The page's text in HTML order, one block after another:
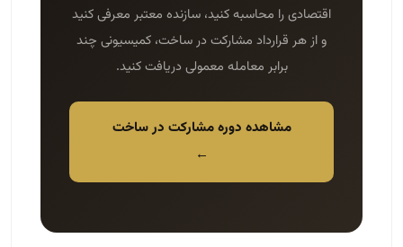
اقتصادی را محاسبه کنید، سازنده معتبر معرفی کنید
و از هر قرارداد مشارکت در ساخت، کمیسیونی چند
برابر معامله معمولی دریافت کنید.
مشاهده دوره مشارکت در ساخت
←